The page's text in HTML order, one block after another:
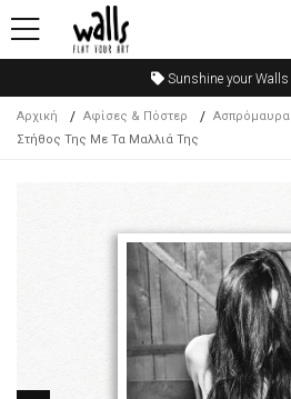
Sunshine your Walls
Αρχική Αφίσες & Πόστερ Ασπρόμαυρα
Στήθος Της Με Τα Μαλλιά Της